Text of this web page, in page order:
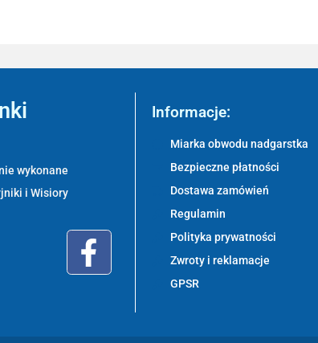
wykonane
i Wisiory
Informacje:
Miarka obwodu nadgarstka
Bezpieczne płatności
Dostawa zamówień
Regulamin
Polityka prywatności
Zwroty i reklamacje
GPSR